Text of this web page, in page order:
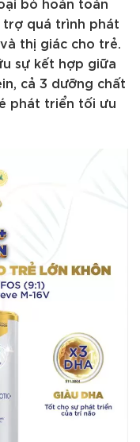
trợ quá trình phát
thị giác cho trẻ.
sự kết hợp giữa
cả 3 dưỡng chất
phát triển tối ưu